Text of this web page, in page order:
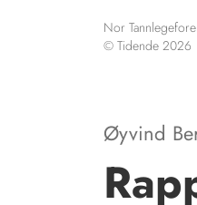
Nor
© Tidende 2026
Øyvind